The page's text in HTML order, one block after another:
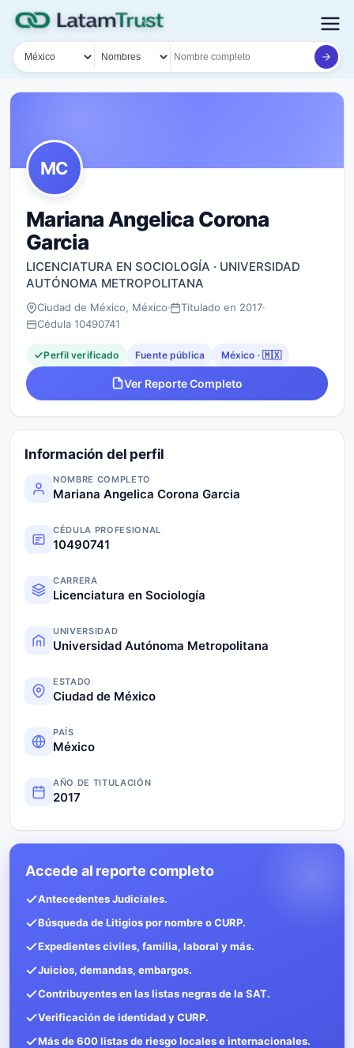
País
Tipo de búsqueda
Nombre o documento
MC
Mariana Angelica Corona
Garcia
LICENCIATURA EN SOCIOLOGÍA · UNIVERSIDAD
AUTÓNOMA METROPOLITANA
Ciudad de México, México
Titulado en 2017
Cédula 10490741
Perfil verificado Fuente pública México · 🇲🇽
Ver Reporte Completo
Información del perfil
NOMBRE COMPLETO
Mariana Angelica Corona Garcia
CÉDULA PROFESIONAL
10490741
CARRERA
Licenciatura en Sociología
UNIVERSIDAD
Universidad Autónoma Metropolitana
ESTADO
Ciudad de México
PAÍS
México
AÑO DE TITULACIÓN
2017
Accede al reporte completo
Antecedentes Judiciales.
Búsqueda de Litigios por nombre o CURP.
Expedientes civiles, familia, laboral y más.
Juicios, demandas, embargos.
Contribuyentes en las listas negras de la SAT.
Verificación de identidad y CURP.
Más de 600 listas de riesgo locales e internacionales.